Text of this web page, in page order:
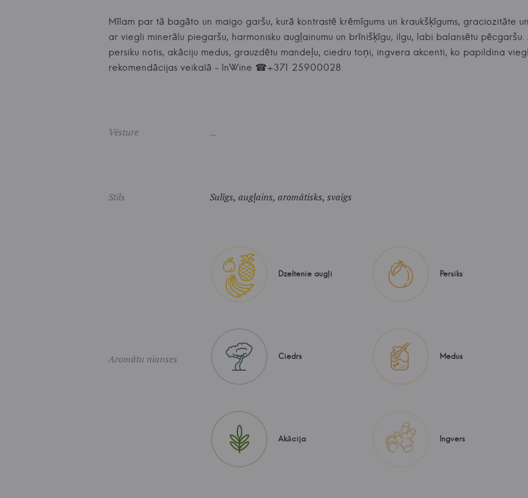
Mīlam par tā bagāto un maigo garšu, kurā kontrastē krēmīgums un kraukšķīgums, graciozitāte
ar viegli minerālu piegaršu, harmonisku augļainumu un brīnišķīgu, ilgu, labi balansētu
persiku notis, akāciju medus, grauzdētu mandeļu, ciedru toņi, ingvera akcenti, ko papildina
rekomendācijas veikalā - InWine ☎+371 25900028
Vēsture ...
Stils Sulīgs, augļains, aromātisks, svaigs
Aromātu nianses
Dzeltenie augļi Persiks
Ciedrs Medus
Akācija Ingvers